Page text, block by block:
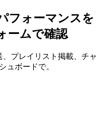
フォーマンスを
ームで確認
プレイリスト掲載、チャ
ュボードで。